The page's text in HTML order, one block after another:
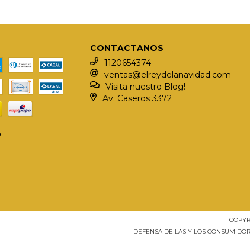
CONTACTANOS
1120654374
ventas@elreydelanavidad.com
Visita nuestro Blog!
Av. Caseros 3372
DEFENSA DE LAS Y LOS